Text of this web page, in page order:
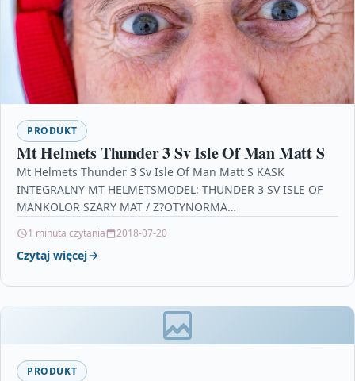
PRODUKT
Mt Helmets Thunder 3 Sv Isle Of Man Matt S
Mt Helmets Thunder 3 Sv Isle Of Man Matt S KASK
INTEGRALNY MT HELMETSMODEL: THUNDER 3 SV ISLE OF
MANKOLOR SZARY MAT / Z?OTYNORMA…
1 minuta czytania 2018-07-20
Czytaj więcej
PRODUKT